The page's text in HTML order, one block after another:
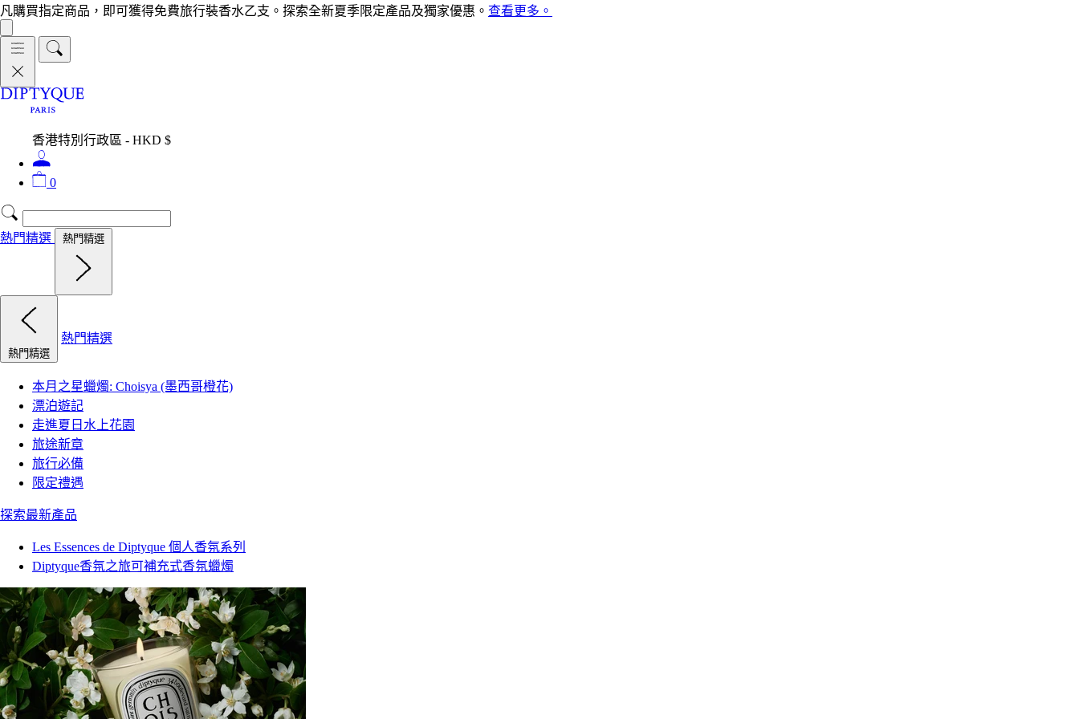
凡購買指定商品，即可獲得免費旅行裝香水乙支。探索全新夏季限定產品及獨家優惠。 查看更多。
香港特別行政區 - HKD $
0
熱門精選 熱門精選
熱門精選
熱門精選
本月之星蠟燭: Choisya (墨西哥橙花)
漂泊遊記
走進夏日水上花園
旅途新章
旅行必備
限定禮遇
探索最新產品
Les Essences de Diptyque 個人香氛系列
Diptyque香氛之旅可補充式香氛蠟燭